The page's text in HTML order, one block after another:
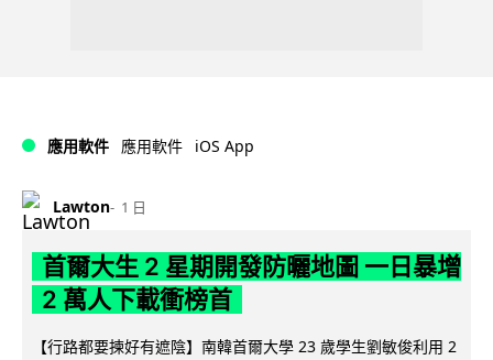
應用軟件 應用軟件 iOS App
Lawton 1 日
首爾大生 2 星期開發防曬地圖 一日暴增
2 萬人下載衝榜首
【行路都要揀好有遮陰】南韓首爾大學 23 歲學生劉敏俊利用 2